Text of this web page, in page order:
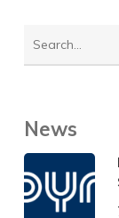
News